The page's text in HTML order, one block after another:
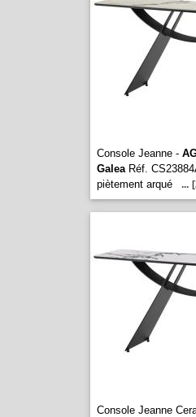
Console Jeanne -
GaleaRéf.
piètement arqué
...
Console Jeanne